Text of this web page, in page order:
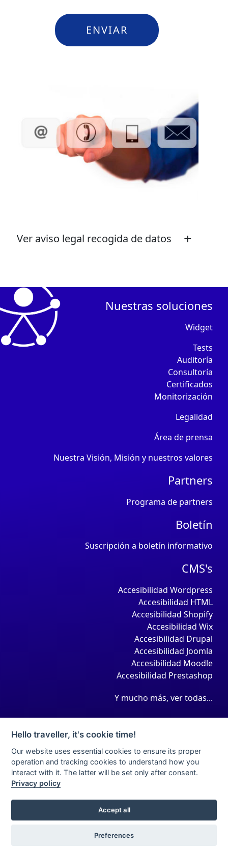
Ver aviso legal recogida de datos +
Nuestras soluciones
Widget
Tests
Auditoría
Consultoría
Certificados
Monitorización
Legalidad
Área de prensa
Nuestra Visión, Misión y nuestros valores
Partners
Programa de partners
Boletín
Suscripción a boletín informativo
CMS's
Accesibilidad Wordpress
Accesibilidad HTML
Accesibilidad Shopify
Accesibilidad Wix
Accesibilidad Drupal
Accesibilidad Joomla
Accesibilidad Moodle
Accesibilidad Prestashop
Y mucho más, ver todas...
Aviso legal
Política de privacidad
Política de cookies
Declaracion de accessibilidad
Sitemap
2022 Accedeme México. All Rights Reserved.
Hello traveller, it's cookie time!
Our website uses essential cookies to ensure its proper
operation and tracking cookies to understand how you
interact with it. The latter will be set only after consent.
Privacy policy
Accept all
Preferences